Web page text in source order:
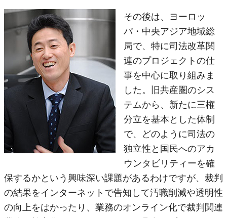
その後は、ヨーロッ
パ・中央アジア地域総
局で、特に司法改革関
連のプロジェクトの仕
事を中心に取り組みま
した。旧共産圏のシス
テムから、新たに三権
分立を基本とした体制
で、どのように司法の
独立性と国民へのアカ
ウンタビリティーを確
保するかという興味深い課題があるわけですが、裁判
の結果をインターネットで告知して汚職削減や透明性
の向上をはかったり、業務のオンライン化で裁判関連